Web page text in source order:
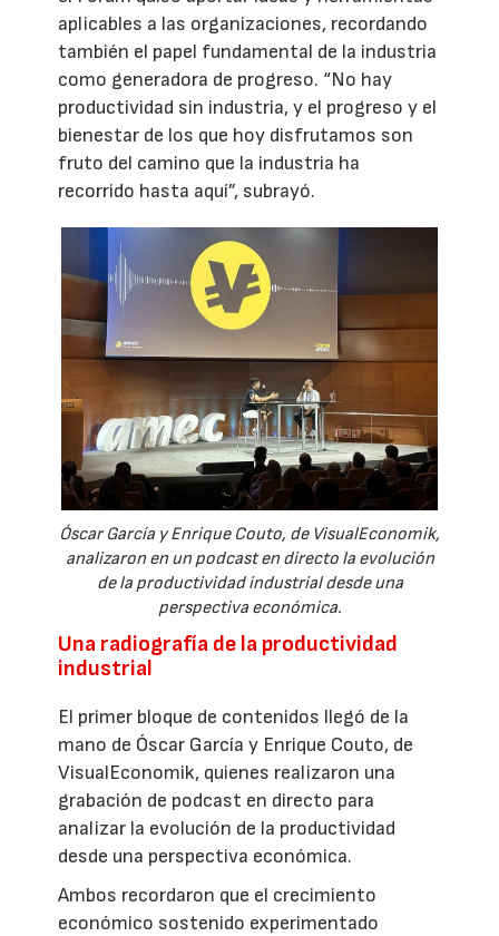
aplicables a las organizaciones, recordando
también el papel fundamental de la industria
como generadora de progreso. “No hay
productividad sin industria, y el progreso y el
bienestar de los que hoy disfrutamos son
fruto del camino que la industria ha
recorrido hasta aquí”, subrayó.
Óscar García y Enrique Couto, de VisualEconomik,
analizaron en un podcast en directo la evolución
de la productividad industrial desde una
perspectiva económica.
Una radiografía de la productividad
industrial
El primer bloque de contenidos llegó de la
mano de Óscar García y Enrique Couto, de
VisualEconomik, quienes realizaron una
grabación de podcast en directo para
analizar la evolución de la productividad
desde una perspectiva económica.
Ambos recordaron que el crecimiento
económico sostenido experimentado